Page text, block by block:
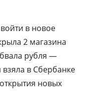
в новое
2 магазина
рубля —
в Сбербанке
новых